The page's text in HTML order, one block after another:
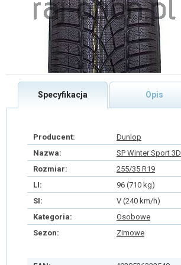
Specyfikacja Opis
Producent:
Dunlop
Nazwa:
SP Winter Sport 3D
Rozmiar:
255/35 R19
LI:
96 (710 kg)
SI:
V (240 km/h)
Kategoria:
Osobowe
Sezon:
Zimowe